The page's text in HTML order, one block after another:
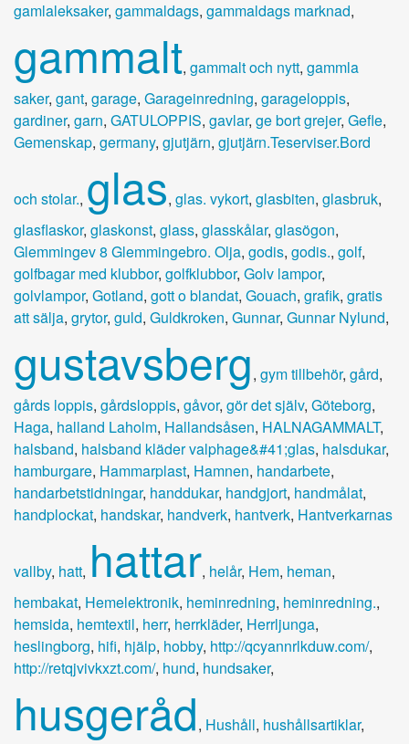
gamlaleksaker, gammaldags, gammaldags marknad,
gammalt, gammalt och nytt, gammla
saker, gant, garage, Garageinredning, garageloppis,
gardiner, garn, GATULOPPIS, gavlar, ge bort grejer, Gefle,
Gemenskap, germany, gjutjärn, gjutjärn.Teserviser.Bord
och stolar., glas, glas. vykort, glasbiten, glasbruk,
glasflaskor, glaskonst, glass, glasskålar, glasögon,
Glemmingev 8 Glemmingebro. Olja, godis, godis., golf,
golfbagar med klubbor, golfklubbor, Golv lampor,
golvlampor, Gotland, gott o blandat, Gouach, grafik, gratis
att sälja, grytor, guld, Guldkroken, Gunnar, Gunnar Nylund,
gustavsberg, gym tillbehör, gård,
gårds loppis, gårdsloppis, gåvor, gör det själv, Göteborg,
Haga, halland Laholm, Hallandsåsen, HALNAGAMMALT,
halsband, halsband kläder valphage&#41;glas, halsdukar,
hamburgare, Hammarplast, Hamnen, handarbete,
handarbetstidningar, handdukar, handgjort, handmålat,
handplockat, handskar, handverk, hantverk, Hantverkarnas
vallby, hatt, hattar, helår, Hem, heman,
hembakat, Hemelektronik, heminredning, heminredning.,
hemsida, hemtextil, herr, herrkläder, Herrljunga,
heslingborg, hifi, hjälp, hobby, http://qcyannrlkduw.com/,
http://retqjvivkxzt.com/, hund, hundsaker,
husgeråd, Hushåll, hushållsartiklar,